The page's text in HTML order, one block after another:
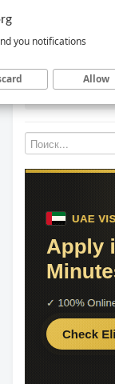
you notifications
Allow